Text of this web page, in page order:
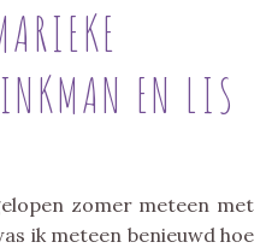
EN LIS
zomer meteen met
ik meteen benieuwd hoe